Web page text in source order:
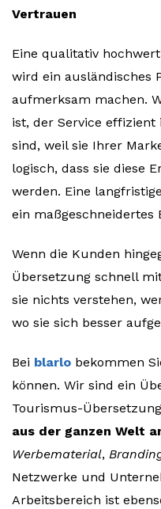
Vertrauen
Eine qualitativ
wird ein ausländisches
aufmerksam machen.
ist, der Service
sind, weil sie Ihrer
logisch, dass sie diese
werden. Eine
ein
Wenn die Kunden
Übersetzung schnell
sie nichts verstehen,
wo sie sich besser
Bei blarlo bekommen
können. Wir sind ein
Tourismus-
aus der ganzen Welt
Werbematerial,
Netzwerke und
Arbeitsbereich ist